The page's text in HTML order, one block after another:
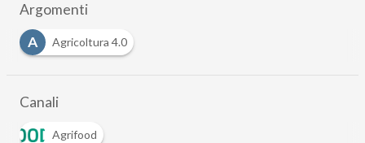
Argomenti
A
Agricoltura 4.0
Canali
Agrifood